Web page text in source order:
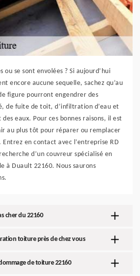
ou se sont envolées ? Si aujourd’hui
encore aucune sequelle, sachez qu’au
figure pourront engendrer des
de fuite de toit, d’infiltration d’eau et
eaux. Pour ces bonnes raisons, il est
au plus tôt pour réparer ou remplacer
en contact avec l’entreprise RD
d’un couvreur spécialisé en
à Duault 22160. Nous saurons
cher du 22160
toiture près de chez vous
de toiture 22160